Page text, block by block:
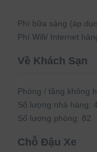
Phí bữa sáng (áp
Phí Wifi/ Internet
Về Khách Sạn
Phòng / tầng không
Số lượng nhà hàng: 4
Số lượng phòng: 82
Chỗ Đậu Xe